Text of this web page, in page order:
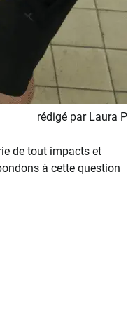
rédigé par Laura P
de tout impacts et
à cette question